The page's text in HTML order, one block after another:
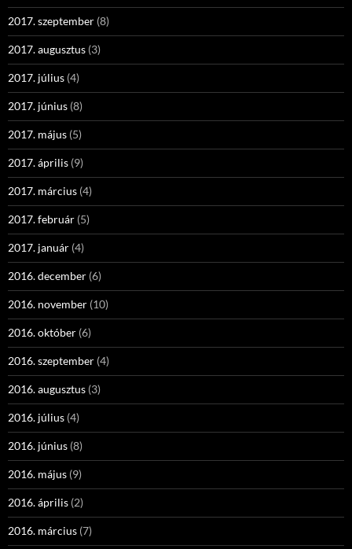
2017. szeptember (8)
2017. augusztus (3)
2017. július (4)
2017. június (8)
2017. május (5)
2017. április (9)
2017. március (4)
2017. február (5)
2017. január (4)
2016. december (6)
2016. november (10)
2016. október (6)
2016. szeptember (4)
2016. augusztus (3)
2016. július (4)
2016. június (8)
2016. május (9)
2016. április (2)
2016. március (7)